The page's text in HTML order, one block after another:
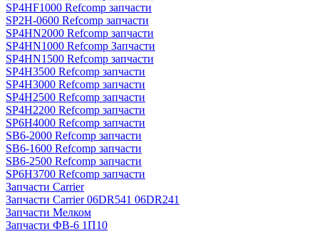
SP4HF1000 Refcomp запчасти
SP2H-0600 Refcomp запчасти
SP4HN2000 Refcomp запчасти
SP4HN1000 Refcomp Запчасти
SP4HN1500 Refcomp запчасти
SP4H3500 Refcomp запчасти
SP4H3000 Refcomp запчасти
SP4H2500 Refcomp запчасти
SP4H2200 Refcomp запчасти
SP6H4000 Refcomp запчасти
SB6-2000 Refcomp запчасти
SB6-1600 Refcomp запчасти
SB6-2500 Refcomp запчасти
SP6H3700 Refcomp запчасти
Запчасти Carrier
Запчасти Carrier 06DR541 06DR241
Запчасти Мелком
Запчасти ФВ-6 1П10